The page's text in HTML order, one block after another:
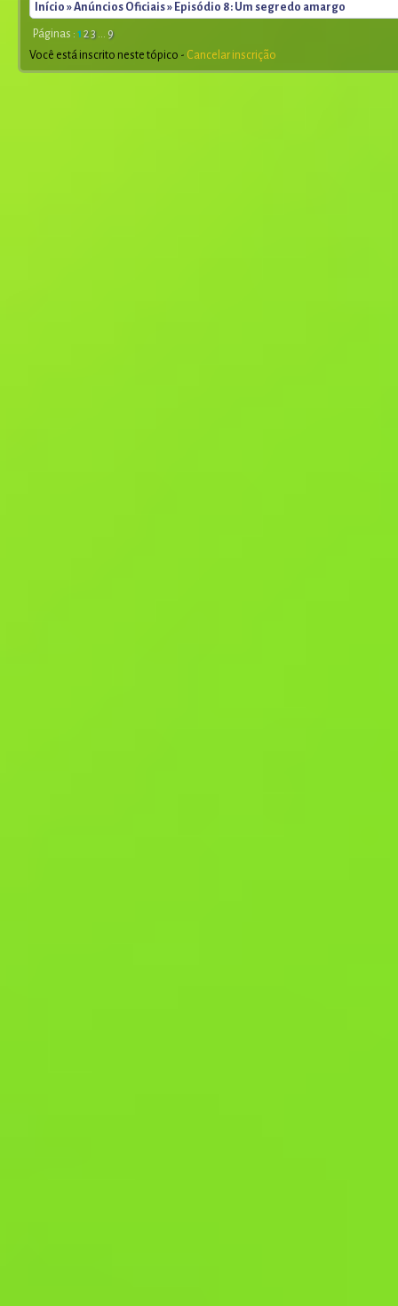
Início »Anúncios Oficiais» Episódio 8: Um segredo amargo
Páginas : 1 23 ... 9
Você está inscrito neste tópico - Cancelar inscrição